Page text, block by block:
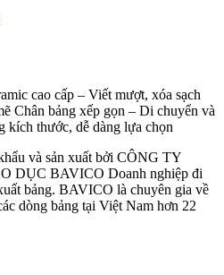
cao cấp – Viết mượt, xóa sạch
Chân bảng xếp gọn – Di chuyển và
kích thước, dễ dàng lựa chọn
và sản xuất bởi CÔNG TY
DỤC BAVICO Doanh nghiệp đi
bảng. BAVICO là chuyên gia về
dòng bảng tại Việt Nam hơn 22